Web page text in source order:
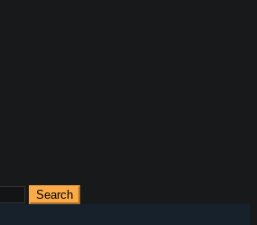
Search